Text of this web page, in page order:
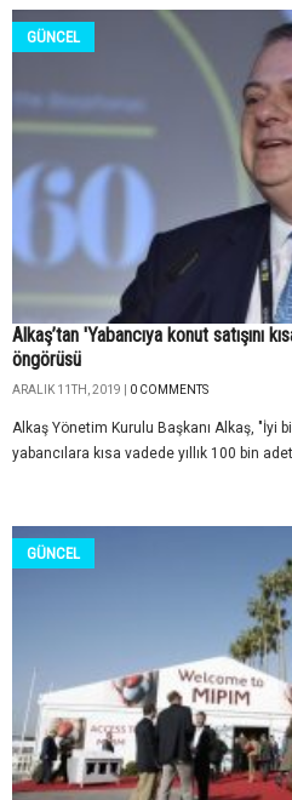
GÜNCEL
Alkaş’tan 'Yabancıya konut satışını
öngörüsü
ARALIK 11TH, 2019 | 0 COMMENTS
Alkaş Yönetim Kurulu Başkanı Alkaş, "İyi
yabancılara kısa vadede yıllık 100 bin
GÜNCEL